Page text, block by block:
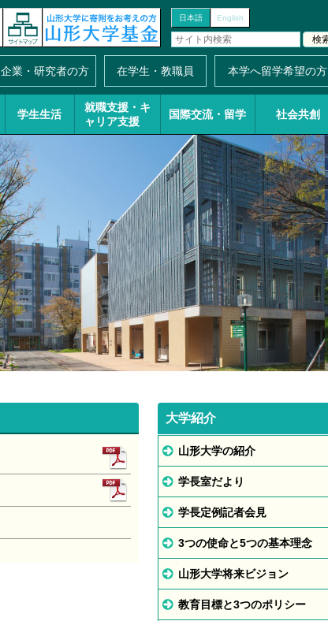
日本語 English
企業・研究者の方 在学生・教職員 本学へ留学希望の方
学生生活
就職支援・ キ
ャリア支援
国際交流・留学 社会共創
大学紹介
山形大学の紹介
学長室だより
学長定例記者会見
3つの使命と5つの基本理念
山形大学将来ビジョン
教育目標と3つのポリシー